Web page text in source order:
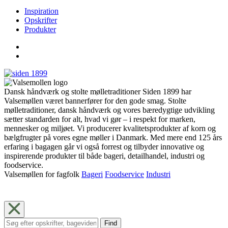
Inspiration
Opskrifter
Produkter
Dansk håndværk og stolte mølletraditioner Siden 1899 har
Valsemøllen været bannerfører for den gode smag. Stolte
mølletraditioner, dansk håndværk og vores bæredygtige udvikling
sætter standarden for alt, hvad vi gør – i respekt for marken,
mennesker og miljøet. Vi producerer kvalitetsprodukter af korn og
bælgfrugter på vores egne møller i Danmark. Med mere end 125 års
erfaring i bagagen går vi også forrest og tilbyder innovative og
inspirerende produkter til både bageri, detailhandel, industri og
foodservice.
Valsemøllen for fagfolk Bageri Foodservice Industri
Find